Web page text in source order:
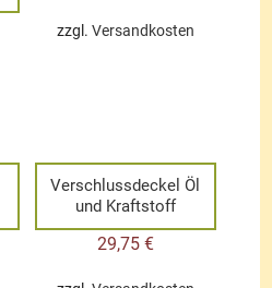
zzgl. Versandkosten
Verschlussdeckel Öl
und Kraftstoff
29,75 €